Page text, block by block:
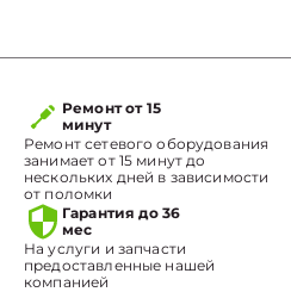
Ремонт от 15
минут
Ремонт сетевого оборудования
занимает от 15 минут до
нескольких дней в зависимости
от поломки
Гарантия до 36
мес
На услуги и запчасти
предоставленные нашей
компанией